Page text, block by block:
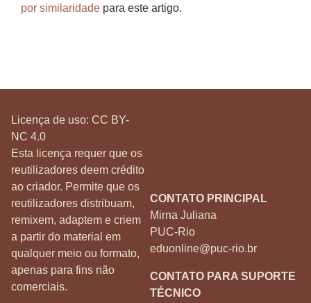
por similaridade para este artigo.
Licença de uso: CC BY-
NC 4.0
Esta licença requer que os
reutilizadores deem crédito
ao criador. Permite que os
reutilizadores distribuam,
remixem, adaptem e criem
a partir do material em
qualquer meio ou formato,
apenas para fins não
comerciais.
CONTATO PRINCIPAL
Mirna Juliana
PUC-Rio
eduonline@puc-rio.br
CONTATO PARA SUPORTE
TÉCNICO